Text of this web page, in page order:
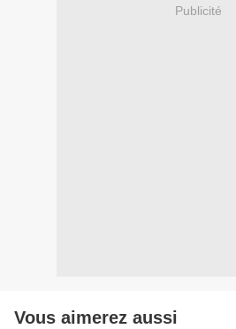
Publicité
Vous aimerez aussi